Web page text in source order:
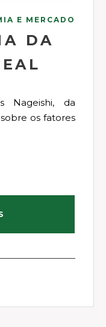
E MERCADO
DA
os fatores